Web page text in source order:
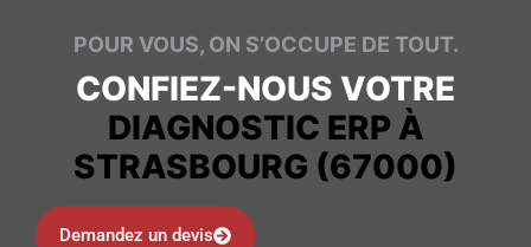
POUR VOUS, ON S’OCCUPE DE TOUT.
CONFIEZ-NOUS VOTRE
DIAGNOSTIC ERP À
STRASBOURG (67000)
Demandez un devis